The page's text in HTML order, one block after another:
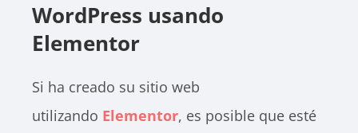
WordPress usando
Elementor
Si ha creado su sitio web
utilizando Elementor, es posible que esté